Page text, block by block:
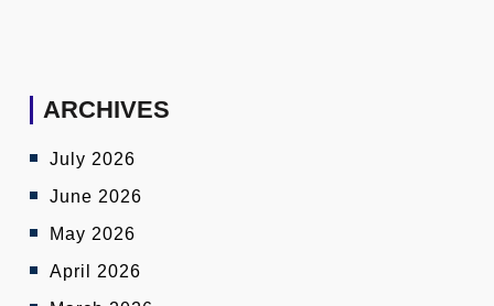
ARCHIVES
July 2026
June 2026
May 2026
April 2026